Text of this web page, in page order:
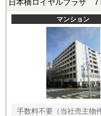
日本橋ロイヤルプラザ 7
マンション
手数料不要（当社売主物件